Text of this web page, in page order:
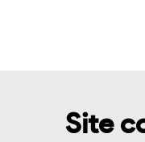
Site